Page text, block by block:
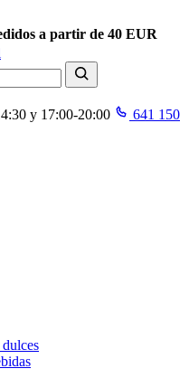
a partir de 40 EUR
y 17:00-20:00
641 150
dulces